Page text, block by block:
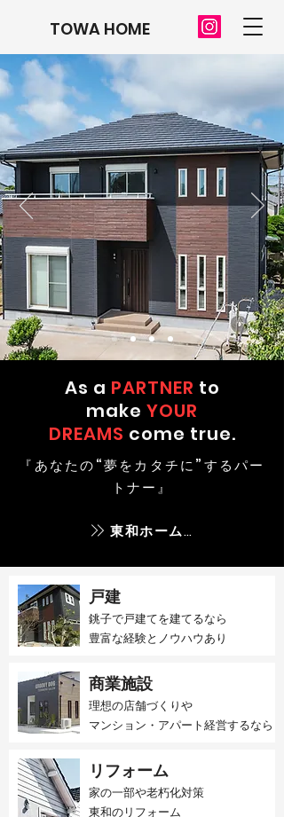
TOWA HOME
As a PARTNER to
make YOUR
DREAMS come true.
『あなたの“夢をカタチに”するパー
トナー』
東和ホームとは
戸建
銚子で戸建てを建てるなら​
豊富な経験とノウハウあり
商業施設
理想の店舗づくりや
マンション・アパート経営するなら
リフォーム
家の一部や老朽化対策
東和のリフォーム